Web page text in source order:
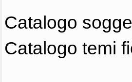
Catalogo
Catalogo temi